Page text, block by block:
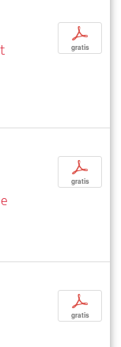
p
gratis
p
gratis
p
gratis